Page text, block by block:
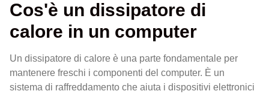
Cos'è un dissipatore di
calore in un computer
Un dissipatore di calore è una parte fondamentale per
mantenere freschi i componenti del computer. È un
sistema di raffreddamento che aiuta i dispositivi elettronici